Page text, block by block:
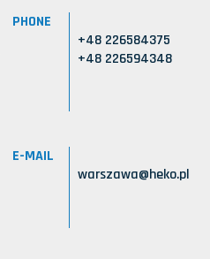
PHONE
+48 226584375
+48 226594348
E-MAIL
warszawa@heko.pl